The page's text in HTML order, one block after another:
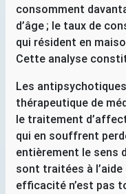
consomment
d’âge ; le taux de
qui résident en
Cette analyse
Les
thérapeutique de
le traitement
qui en souffrent
entièrement le sens
sont traitées à
efficacité n’est pas